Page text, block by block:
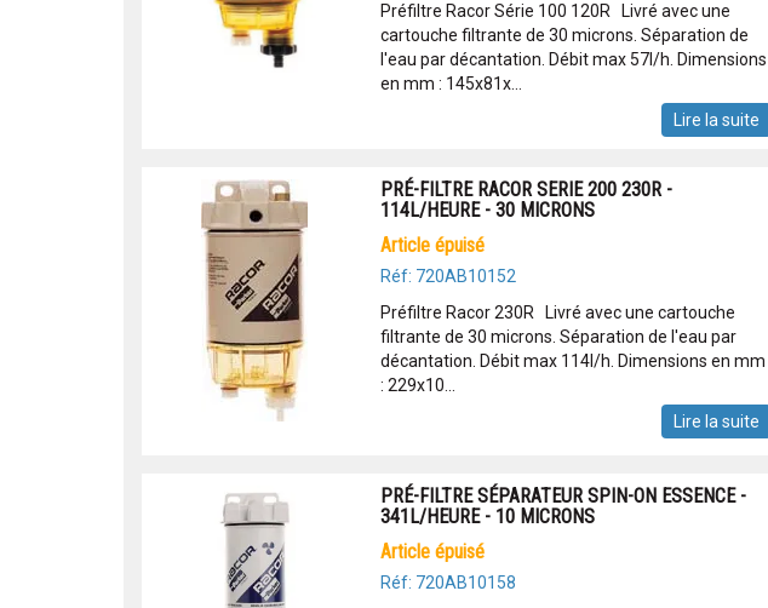
Préfiltre Racor Série 100 120R Livré avec une
cartouche filtrante de 30 microns. Séparation de
l'eau par décantation. Débit max 57l/h. Dimensions
en mm : 145x81x...
Lire la suite
PRÉ-FILTRE RACOR SERIE 200 230R -
114L/HEURE - 30 MICRONS
article épuisé
Réf: 720AB10152
Préfiltre Racor 230R Livré avec une cartouche
filtrante de 30 microns. Séparation de l'eau par
décantation. Débit max 114l/h. Dimensions en mm
: 229x10...
Lire la suite
PRÉ-FILTRE SÉPARATEUR SPIN-ON ESSENCE -
341L/HEURE - 10 MICRONS
article épuisé
Réf: 720AB10158